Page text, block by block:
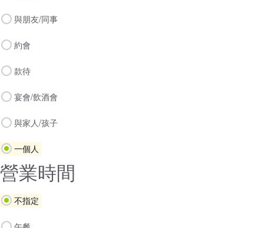
與朋友/同事
約會
款待
宴會/飲酒會
與家人/孩子
一個人
營業時間
不指定